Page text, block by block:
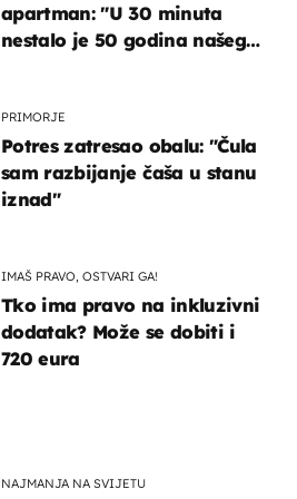
apartman: "U 30 minuta
nestalo je 50 godina našeg
PRIMORJE
Potres zatresao obalu: "Čula
sam razbijanje čaša u stanu
iznad"
IMAŠ PRAVO, OSTVARI GA!
Tko ima pravo na inkluzivni
dodatak? Može se dobiti i
720 eura
NAJMANJA NA SVIJETU